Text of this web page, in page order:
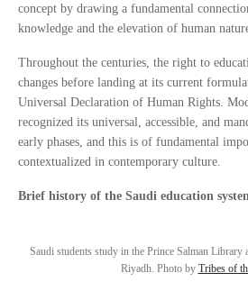
concept by drawing a fundamental
knowledge and the elevation of human
Throughout the centuries, the right to
changes before landing at its current
Universal Declaration of Human Rights.
recognized its universal, accessible, and
early phases, and this is of fundamental
contextualized in contemporary culture.
Brief history of the Saudi education
Saudi students study in the Prince Salman
Riyadh. Photo by Tribes of